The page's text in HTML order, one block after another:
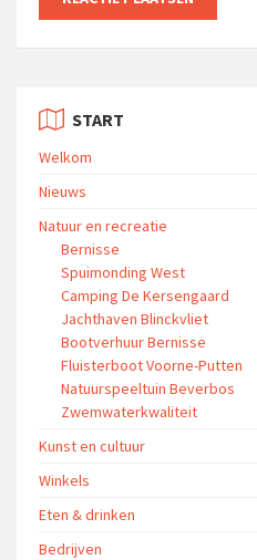
START
Welkom
Nieuws
Natuur en recreatie
Bernisse
Spuimonding West
Camping De Kersengaard
Jachthaven Blinckvliet
Bootverhuur Bernisse
Fluisterboot Voorne-Putten
Natuurspeeltuin Beverbos
Zwemwaterkwaliteit
Kunst en cultuur
Winkels
Eten & drinken
Bedrijven